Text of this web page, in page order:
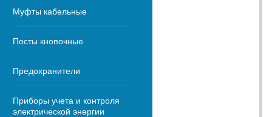
Муфты кабельные
Посты кнопочные
Предохранители
Приборы учета и контроля
электрической энергии